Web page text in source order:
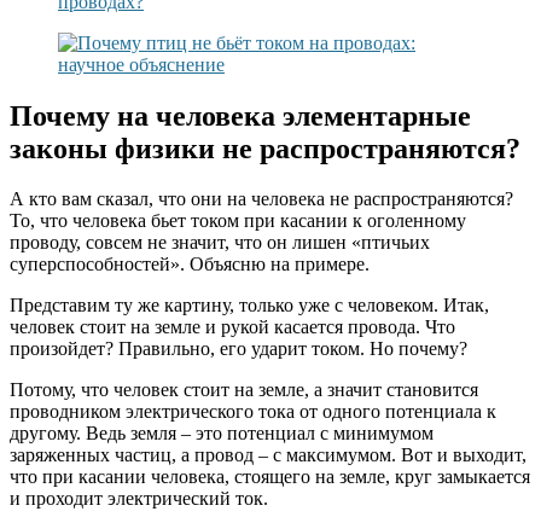
Почему на человека элементарные
законы физики не распространяются?
А кто вам сказал, что они на человека не распространяются?
То, что человека бьет током при касании к оголенному
проводу, совсем не значит, что он лишен «птичьих
суперспособностей». Объясню на примере.
Представим ту же картину, только уже с человеком. Итак,
человек стоит на земле и рукой касается провода. Что
произойдет? Правильно, его ударит током. Но почему?
Потому, что человек стоит на земле, а значит становится
проводником электрического тока от одного потенциала к
другому. Ведь земля – это потенциал с минимумом
заряженных частиц, а провод – с максимумом. Вот и выходит,
что при касании человека, стоящего на земле, круг замыкается
и проходит электрический ток.